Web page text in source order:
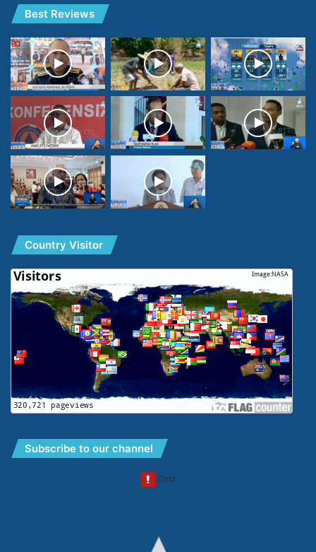
Best Reviews
Country Visitor
Subscribe to our channel